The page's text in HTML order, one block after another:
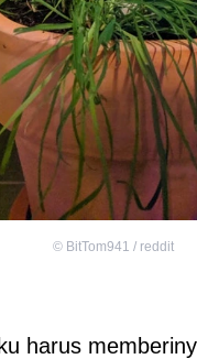
© BitTom941 / reddit
harus